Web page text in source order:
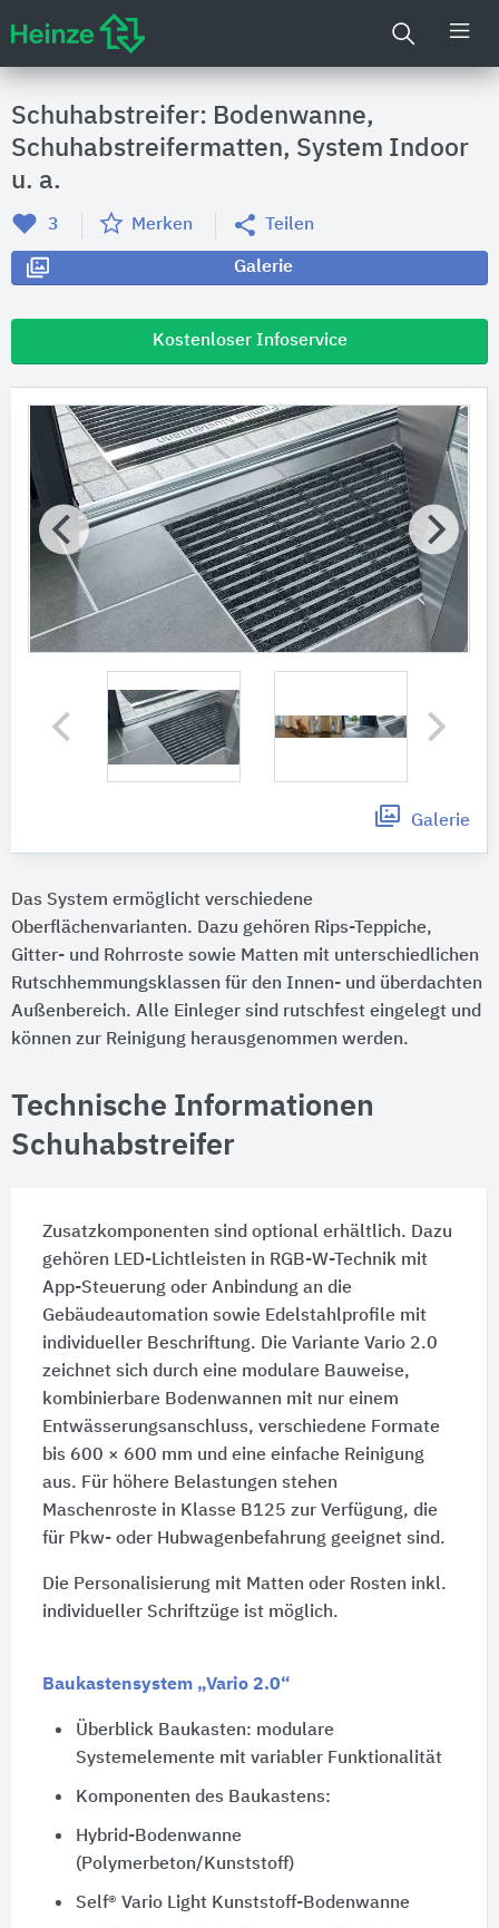
Schuhabstreifer: Bodenwanne,
Schuhabstreifermatten, System Indoor
u. a.
3 Merken Teilen
Galerie
Kostenloser Infoservice
Galerie
Das System ermöglicht verschiedene
Oberflächenvarianten. Dazu gehören Rips-Teppiche,
Gitter- und Rohrroste sowie Matten mit unterschiedlichen
Rutschhemmungsklassen für den Innen- und überdachten
Außenbereich. Alle Einleger sind rutschfest eingelegt und
können zur Reinigung herausgenommen werden.
Technische Informationen
Schuhabstreifer
Zusatzkomponenten sind optional erhältlich. Dazu
gehören LED-Lichtleisten in RGB-W-Technik mit
App-Steuerung oder Anbindung an die
Gebäudeautomation sowie Edelstahlprofile mit
individueller Beschriftung. Die Variante Vario 2.0
zeichnet sich durch eine modulare Bauweise,
kombinierbare Bodenwannen mit nur einem
Entwässerungsanschluss, verschiedene Formate
bis 600 × 600 mm und eine einfache Reinigung
aus. Für höhere Belastungen stehen
Maschenroste in Klasse B125 zur Verfügung, die
für Pkw- oder Hubwagenbefahrung geeignet sind.
Die Personalisierung mit Matten oder Rosten inkl.
individueller Schriftzüge ist möglich.
Baukastensystem „Vario 2.0“
Überblick Baukasten: modulare
Systemelemente mit variabler Funktionalität
Komponenten des Baukastens:
Hybrid-Bodenwanne
(Polymerbeton/Kunststoff)
Self® Vario Light Kunststoff-Bodenwanne